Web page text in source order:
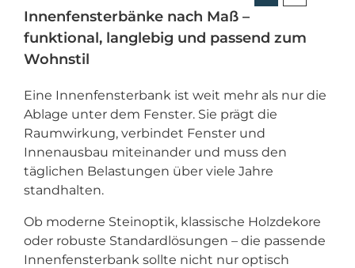
Innenfensterbänke nach Maß –
funktional, langlebig und passend zum
Wohnstil
Eine Innenfensterbank ist weit mehr als nur die
Ablage unter dem Fenster. Sie prägt die
Raumwirkung, verbindet Fenster und
Innenausbau miteinander und muss den
täglichen Belastungen über viele Jahre
standhalten.
Ob moderne Steinoptik, klassische Holzdekore
oder robuste Standardlösungen – die passende
Innenfensterbank sollte nicht nur optisch